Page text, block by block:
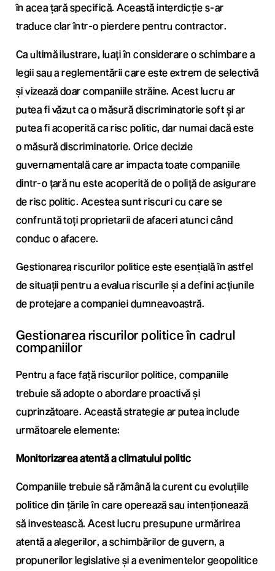
în acea țară specifică. Această interdicție s-ar
traduce clar într-o pierdere pentru contractor.
Ca ultimă ilustrare, luați în considerare o schimbare a
legii sau a reglementării care este extrem de selectivă
și vizează doar companiile străine. Acest lucru ar
putea fi văzut ca o măsură discriminatorie soft și ar
putea fi acoperită ca risc politic, dar numai dacă este
o măsură discriminatorie. Orice decizie
guvernamentală care ar impacta toate companiile
dintr-o țară nu este acoperită de o poliță de asigurare
de risc politic. Acestea sunt riscuri cu care se
confruntă toți proprietarii de afaceri atunci când
conduc o afacere.
Gestionarea riscurilor politice este esențială în astfel
de situații pentru a evalua riscurile și a defini acțiunile
de protejare a companiei dumneavoastră.
Gestionarea riscurilor politice în cadrul
companiilor
Pentru a face față riscurilor politice, companiile
trebuie să adopte o abordare proactivă și
cuprinzătoare. Această strategie ar putea include
următoarele elemente:
Monitorizarea atentă a climatului politic
Companiile trebuie să rămână la curent cu evoluțiile
politice din țările în care operează sau intenționează
să investească. Acest lucru presupune urmărirea
atentă a alegerilor, a schimbărilor de guvern, a
propunerilor legislative și a evenimentelor geopolitice